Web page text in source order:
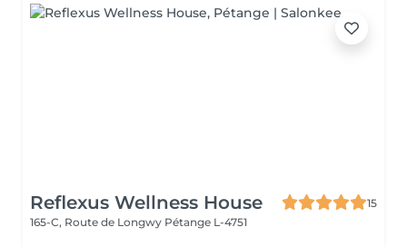
Reflexus Wellness House
15
165-C, Route de Longwy Pétange L-4751